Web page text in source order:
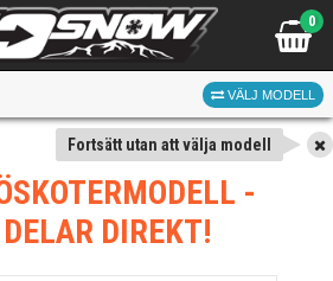
0
VÄLJ MODELL
Fortsätt utan att välja modell
-
DIREKT!